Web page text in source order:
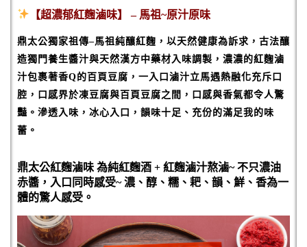
【超濃郁紅麴滷味】 – 馬祖~原汁原味
鼎太公獨家祖傳–馬祖純釀紅麴，以天然健康為訴求，古法釀
造獨門養生醬汁與天然漢方中藥材入味調製， 濃濃的紅麴滷
汁包裹著香Q的百頁豆腐，一入口滷汁立馬遇熱融化充斥口
腔，口感界於凍豆腐與百頁豆腐之間，口感與香氣都令人驚
豔。滲透入味，冰心入口，韻味十足、充份的滿足我的味
蕾。
鼎太公紅麴滷味 為純紅麴酒 + 紅麴滷汁熬滷~不只濃油
赤醬，入口同時感受~濃、醇、糯、耙、韻、鮮、香為一
體的驚人感受。